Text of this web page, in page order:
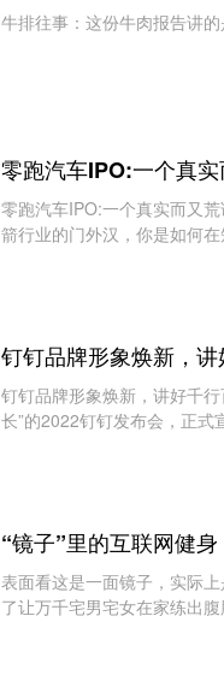
牛排往事：这份牛肉报告讲
零跑汽车IPO:一个真
零跑汽车IPO:一个真实而又
箭行业的门外汉，你是如何
钉钉品牌形象焕新，
钉钉品牌形象焕新，讲好千
长”的2022钉钉发布会，正式
“镜子”里的互联网健
表面看这是一面镜子，实际
了让万千宅男宅女在家练出